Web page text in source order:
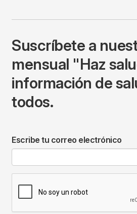
Suscríbete a
mensual "Haz
información de
todos.
Escribe tu correo electrónico